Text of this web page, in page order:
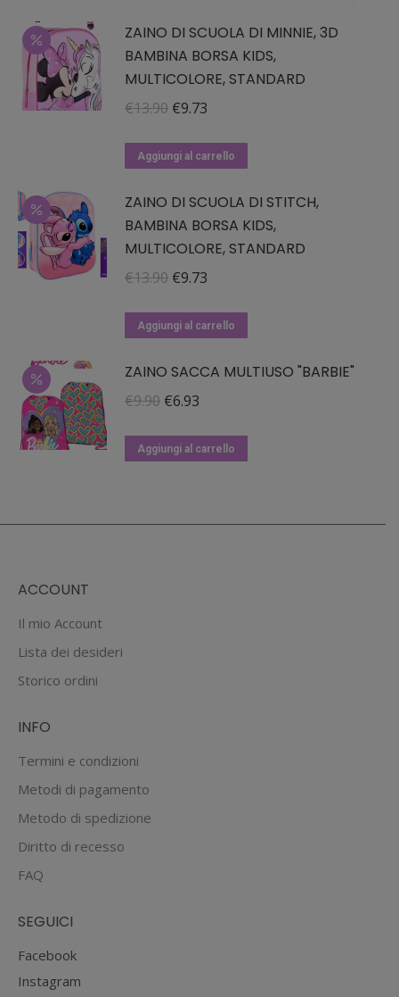
scelte
nella
pagina
del
€13.90.€9.73.
ZAINO DI SCUOLA DI MINNIE, 3D
BAMBINA BORSA KIDS,
MULTICOLORE, STANDARD
€13.90 Il
originale
€13.90.
€9.73
attuale
€9.73.
Aggiungi al carrello
ZAINO DI SCUOLA DI STITCH,
BAMBINA BORSA KIDS,
MULTICOLORE, STANDARD
€13.90 Il
originale
€13.90.
€9.73
attuale
€9.73.
Aggiungi al carrello
ZAINO SACCA MULTIUSO "BARBIE"
€9.90 Il
originale
€6.93
attuale
Aggiungi al carrello
ACCOUNT
Il mio Account
Lista dei desideri
Storico ordini
INFO
Termini e condizioni
Metodi di pagamento
Metodo di spedizione
Diritto di recesso
FAQ
SEGUICI
Facebook
Instagram